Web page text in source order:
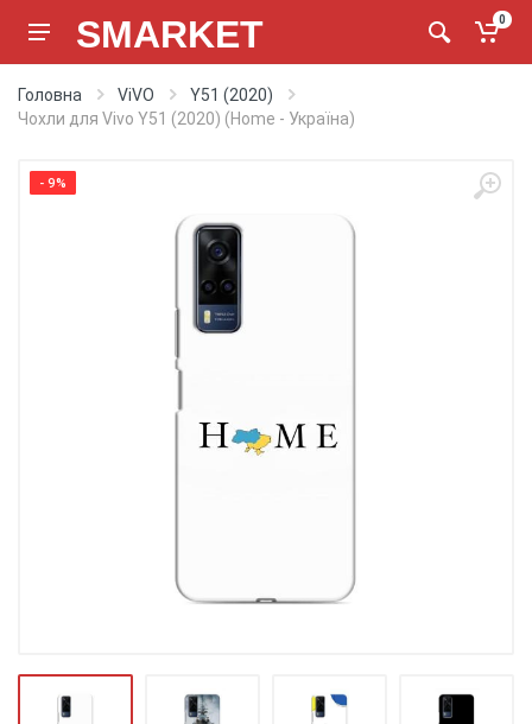
SMARKET 0
Головна ViVO
Y51 (2020)
Чохли для Vivo Y51 (2020) (Home - Україна)
- 9%